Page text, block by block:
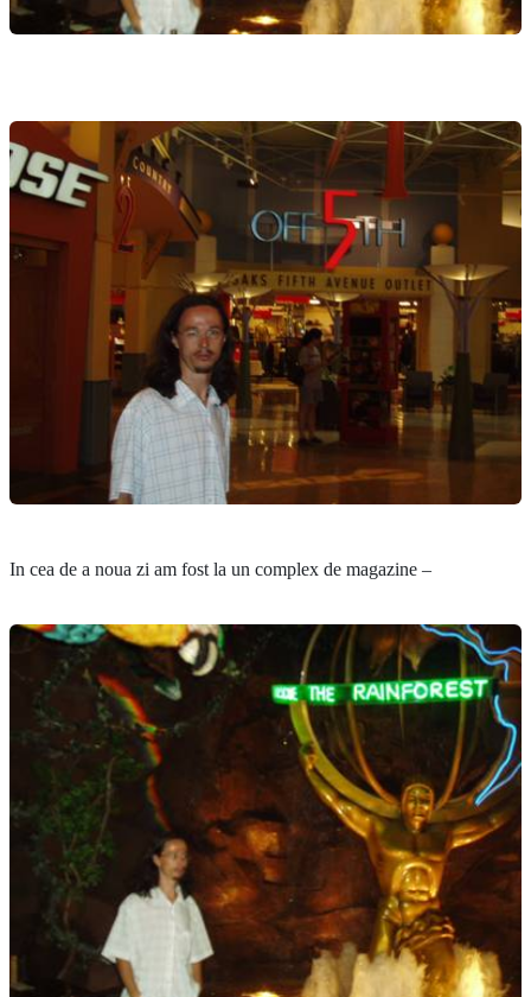
In cea de a noua zi am fost la un complex de magazine –